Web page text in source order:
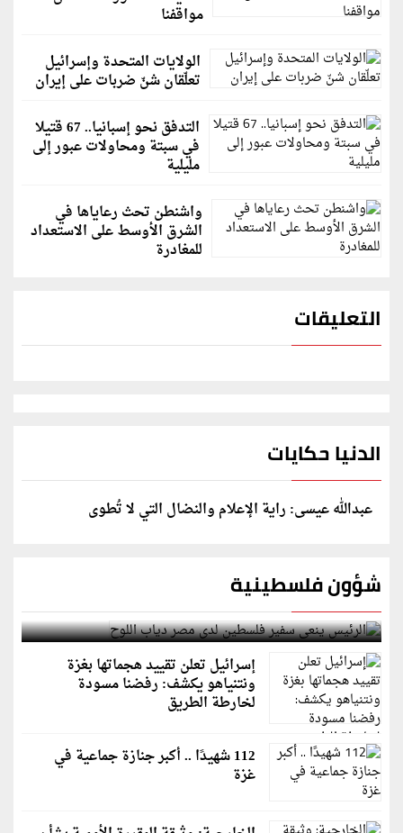
مواقفنا
الولايات المتحدة وإسرائيل
تعلّقان شنّ ضربات على إيران
التدفق نحو إسبانيا.. 67 قتيلا
في سبتة ومحاولات عبور إلى
مليلية
واشنطن تحث رعاياها في
الشرق الأوسط على الاستعداد
للمغادرة
التعليقات
الدنيا حكايات
عبدالله عيسى: راية الإعلام والنضال التي لا تُطوى
شؤون فلسطينية
الرئيس ينعى سفير فلسطين لدى مصر دياب اللوح
إسرائيل تعلن تقييد هجماتها بغزة
ونتنياهو يكشف: رفضنا مسودة
لخارطة الطريق
112 شهيدًا .. أكبر جنازة جماعية في
غزة